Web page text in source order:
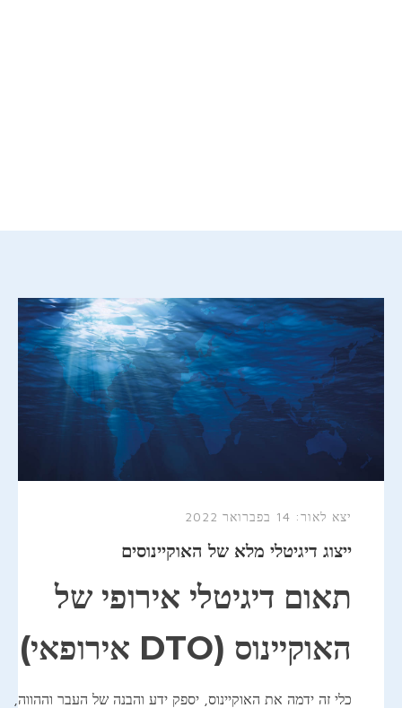
יצא לאור: 14 בפברואר 2022
ייצוג דיגיטלי מלא של האוקיינוסים
תאום דיגיטלי אירופי של
האוקיינוס (DTO אירופאי)
כלי זה ידמה את האוקיינוס, יספק ידע והבנה של העבר וההווה,